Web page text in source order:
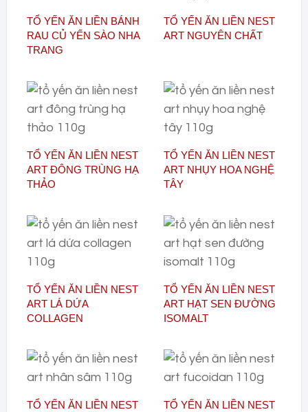
TỔ YẾN ĂN LIỀN BÁNH
RAU CỦ YẾN SÀO NHA
TRANG
TỔ YẾN ĂN LIỀN NEST
ART NGUYÊN CHẤT
TỔ YẾN ĂN LIỀN NEST
ART ĐÔNG TRÙNG HẠ
THẢO
TỔ YẾN ĂN LIỀN NEST
ART NHỤY HOA NGHỆ
TÂY
TỔ YẾN ĂN LIỀN NEST
ART LÁ DỨA
COLLAGEN
TỔ YẾN ĂN LIỀN NEST
ART HẠT SEN ĐƯỜNG
ISOMALT
TỔ YẾN ĂN LIỀN NEST
TỔ YẾN ĂN LIỀN NEST